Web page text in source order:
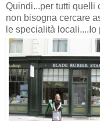
Quindi...per tutti quelli
non bisogna cercare
le specialità